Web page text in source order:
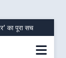
पूरा सच